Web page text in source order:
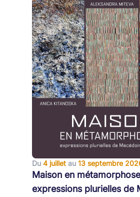
Du 4 juillet au 13 septembre
Maison en
expressions plurielles de